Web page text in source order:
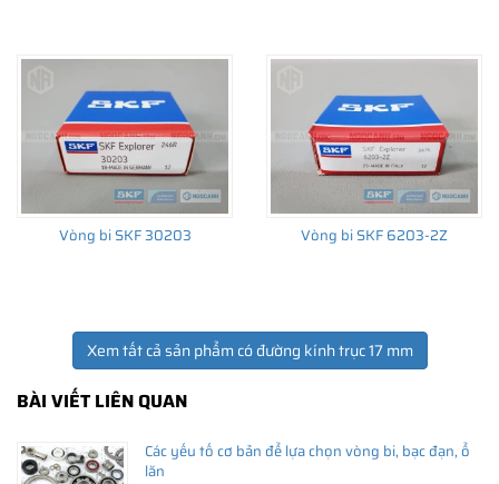
THÔNG TIN HỮU ÍCH
Vòng bi SKF chính hãng, Những lưu ý cơ bản trước khi mua hàng
Xuất xứ vòng bi SKF chính hãng ở đâu?
Chất lượng vòng bi SKF chính hãng
Vòng bi SKF 30203 Vòng bi SKF 6203-2Z
Xem tất cả sản phẩm có đường kính trục 17 mm
BÀI VIẾT LIÊN QUAN
Các yếu tố cơ bản để lựa chọn vòng bi, bạc đạn, ổ
lăn